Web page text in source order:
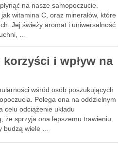
na nasze samopoczucie.
witamina C, oraz minerałów, które
Jej świeży aromat i uniwersalność
…
korzyści i wpływ na
wśród osób poszukujących
Polega ona na oddzielnym
celu odciążenie układu
że sprzyja ona lepszemu trawieniu
budzą wiele …